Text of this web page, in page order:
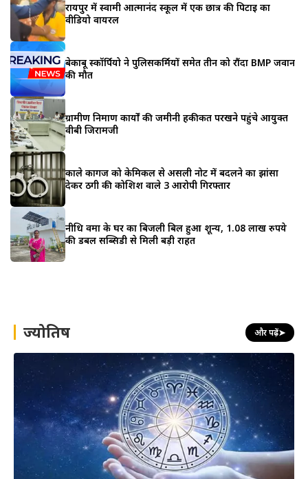
रायपुर में स्वामी आत्मानंद स्कूल में एक छात्र की पिटाई का
वीडियो वायरल
बेकाबू स्कॉर्पियो ने पुलिसकर्मियों समेत तीन को रौंदा BMP जवान
की मौत
ग्रामीण निर्माण कार्यों की जमीनी हकीकत परखने पहुंचे आयुक्त
वीबी जिरामजी
काले कागज को केमिकल से असली नोट में बदलने का झांसा
देकर ठगी की कोशिश वाले 3 आरोपी गिरफ्तार
नीधि वर्मा के घर का बिजली बिल हुआ शून्य, 1.08 लाख रुपये
की डबल सब्सिडी से मिली बड़ी राहत
ज्योतिष और पढ़ें➤